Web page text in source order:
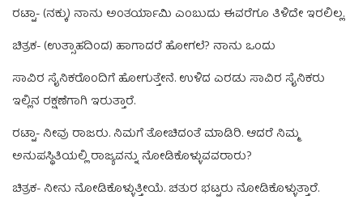
ರಟ್ಟಾ- (ನಕ್ಕು) ನಾನು ಅಂತರ್ಯಾಮಿ ಎಂಬುದು ಈವರೆಗೂ ತಿಳಿದೇ ಇರಲಿಲ್ಲ.
ಚಿತ್ರಕ- (ಉತ್ಸಾಹದಿಂದ) ಹಾಗಾದರೆ ಹೋಗಲೆ? ನಾನು ಒಂದು
ಸಾವಿರ ಸೈನಿಕರೊಂದಿಗೆ ಹೋಗುತ್ತೇನೆ. ಉಳಿದ ಎರಡು ಸಾವಿರ ಸೈನಿಕರು
ಇಲ್ಲಿನ ರಕ್ಷಣೆಗಾಗಿ ಇರುತ್ತಾರೆ.
ರಟ್ಟಾ- ನೀವು ರಾಜರು. ನಿಮಗೆ ತೋಚಿದಂತೆ ಮಾಡಿರಿ. ಆದರೆ ನಿಮ್ಮ
ಅನುಪಸ್ಥಿತಿಯಲ್ಲಿ ರಾಜ್ಯವನ್ನು ನೋಡಿಕೊಳ್ಳುವವರಾರು?
ಚಿತ್ರಕ- ನೀನು ನೋಡಿಕೊಳ್ಳುತ್ತೀಯೆ. ಚತುರ ಭಟ್ಟರು ನೋಡಿಕೊಳ್ಳುತ್ತಾರೆ.